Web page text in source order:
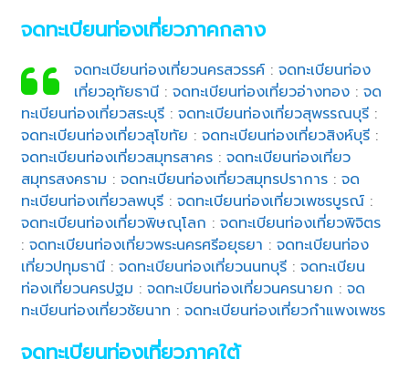
จดทะเบียนท่องเที่ยวภาคกลาง
จดทะเบียนท่องเที่ยวนครสวรรค์: จดทะเบียนท่อง
เที่ยวอุทัยธานี: จดทะเบียนท่องเที่ยวอ่างทอง: จด
ทะเบียนท่องเที่ยวสระบุรี :จดทะเบียนท่องเที่ยวสุพรรณบุรี :
จดทะเบียนท่องเที่ยวสุโขทัย :จดทะเบียนท่องเที่ยวสิงห์บุรี :
จดทะเบียนท่องเที่ยวสมุทรสาคร :จดทะเบียนท่องเที่ยว
สมุทรสงคราม :จดทะเบียนท่องเที่ยวสมุทรปราการ :จด
ทะเบียนท่องเที่ยวลพบุรี :จดทะเบียนท่องเที่ยวเพชรบูรณ์ :
จดทะเบียนท่องเที่ยวพิษณุโลก :จดทะเบียนท่องเที่ยวพิจิตร
:จดทะเบียนท่องเที่ยวพระนครศรีอยุธยา :จดทะเบียนท่อง
เที่ยวปทุมธานี :จดทะเบียนท่องเที่ยวนนทบุรี :จดทะเบียน
ท่องเที่ยวนครปฐม :จดทะเบียนท่องเที่ยวนครนายก :จด
ทะเบียนท่องเที่ยวชัยนาท :จดทะเบียนท่องเที่ยวกำแพงเพชร
จดทะเบียนท่องเที่ยวภาคใต้